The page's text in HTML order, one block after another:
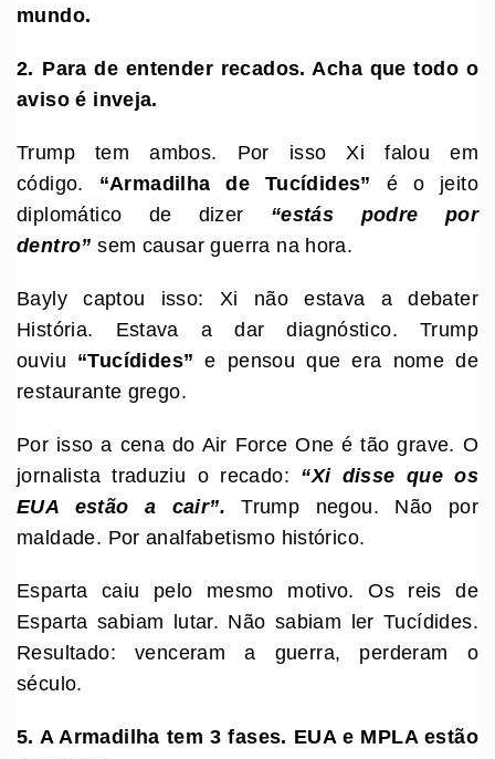
mundo.
2. ⁠Para de entender recados. Acha que todo o
aviso é inveja.
Trump tem ambos. Por isso Xi falou em
código. “Armadilha de Tucídides” é o jeito
diplomático de dizer “estás podre por
dentro” sem causar guerra na hora.
Bayly captou isso: Xi não estava a debater
História. Estava a dar diagnóstico. Trump
ouviu “Tucídides” e pensou que era nome de
restaurante grego.
Por isso a cena do Air Force One é tão grave. O
jornalista traduziu o recado: “Xi disse que os
EUA estão a cair”. Trump negou. Não por
maldade. Por analfabetismo histórico.
Esparta caiu pelo mesmo motivo. Os reis de
Esparta sabiam lutar. Não sabiam ler Tucídides.
Resultado: venceram a guerra, perderam o
século.
5. A Armadilha tem 3 fases. EUA e MPLA estão